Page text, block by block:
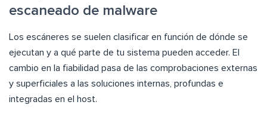
escaneado de malware
Los escáneres se suelen clasificar en función de dónde se
ejecutan y a qué parte de tu sistema pueden acceder. El
cambio en la fiabilidad pasa de las comprobaciones externas
y superficiales a las soluciones internas, profundas e
integradas en el host.